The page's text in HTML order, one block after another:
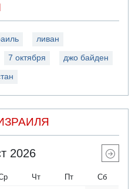
ливан
7 октября джо байден
2026
Чт Пт Сб